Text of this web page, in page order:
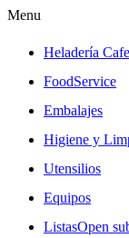
Menu
Heladería
FoodService
Embalajes
Higiene y
Utensilios
Equipos
ListasOpen